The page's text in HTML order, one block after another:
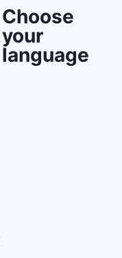
Choose
your
language